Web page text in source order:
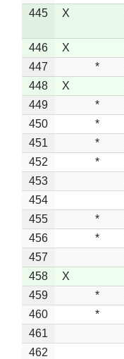
445
X
446 X
447
*
448
X
449
*
450
*
451
*
452
*
453
454
455
*
456
*
457
458
X
459
*
460
*
461
462